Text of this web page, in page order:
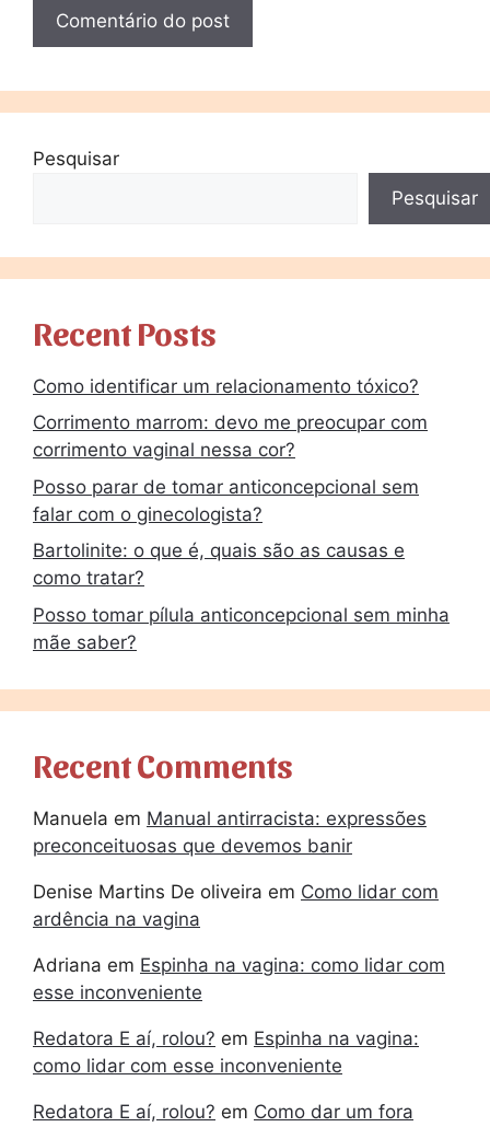
Pesquisar
Pesquisar
Recent Posts
Como identificar um relacionamento tóxico?
Corrimento marrom: devo me preocupar com
corrimento vaginal nessa cor?
Posso parar de tomar anticoncepcional sem
falar com o ginecologista?
Bartolinite: o que é, quais são as causas e
como tratar?
Posso tomar pílula anticoncepcional sem minha
mãe saber?
Recent Comments
Manuela em Manual antirracista: expressões
preconceituosas que devemos banir
Denise Martins De oliveira em Como lidar com
ardência na vagina
Adriana em Espinha na vagina: como lidar com
esse inconveniente
Redatora E aí, rolou? em Espinha na vagina:
como lidar com esse inconveniente
Redatora E aí, rolou? em Como dar um fora